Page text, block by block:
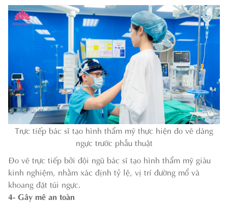
Trực tiếp bác sĩ tạo hình thẩm mỹ thực hiện đo vẽ dáng
ngực trước phẫu thuật
Đo vẽ trực tiếp bởi đội ngũ bác sĩ tạo hình thẩm mỹ giàu
kinh nghiệm, nhằm xác định tỷ lệ, vị trí đường mổ và
khoang đặt túi ngực.
4- Gây mê an toàn